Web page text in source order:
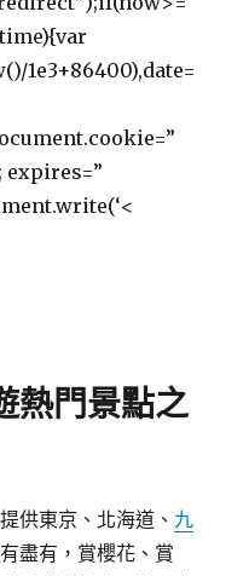
1e3+86400),date=
expires=”
熱門景點之
供東京、北海道、 九
盡有，賞櫻花、賞